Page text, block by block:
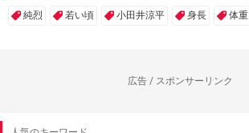
純烈 若い頃 小田井涼平 身長 体重
広告 / スポンサーリンク